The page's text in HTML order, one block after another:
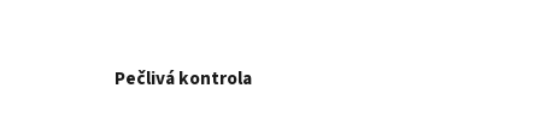
Pečlivá kontrola